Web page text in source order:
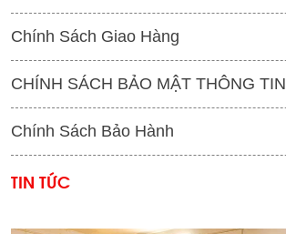
Chính Sách Giao Hàng
CHÍNH SÁCH BẢO MẬT THÔNG TIN
Chính Sách Bảo Hành
TIN TỨC